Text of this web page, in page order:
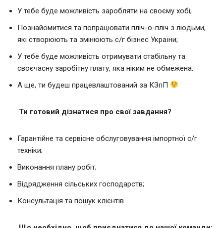
У тебе буде можливість заробляти на своєму хобі;
Познайомитися та попрацювати пліч-о-пліч з людьми,
які створюють та змінюють с/г бізнес України;
У тебе буде можливість отримувати стабільну та
своєчасну заробітну плату, яка ніким не обмежена.
А ще, ти будеш працевлаштований за КЗпП
Ти готовий дізнатися про свої завдання?
Гарантійне та сервісне обслуговування імпортної с/г
техніки;
Виконання плану робіт;
Відрядження сільських господарств;
Консультація та пошук клієнтів.